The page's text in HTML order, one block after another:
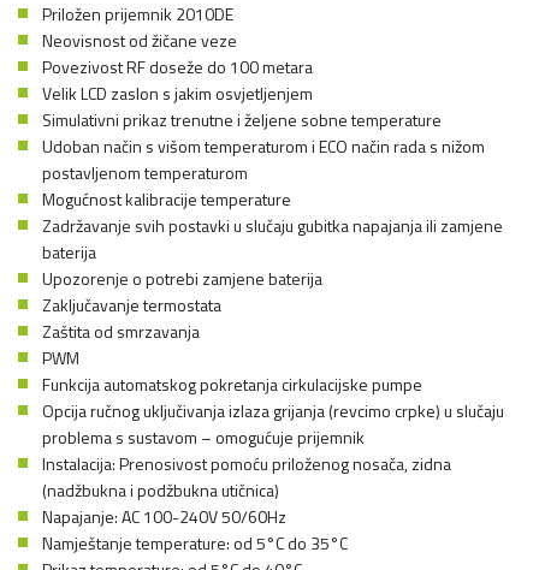
Priložen prijemnik 2010DE
Neovisnost od žičane veze
Povezivost RF doseže do 100 metara
Velik LCD zaslon s jakim osvjetljenjem
Simulativni prikaz trenutne i željene sobne temperature
Udoban način s višom temperaturom i ECO način rada s nižom
postavljenom temperaturom
Mogućnost kalibracije temperature
Zadržavanje svih postavki u slučaju gubitka napajanja ili zamjene
baterija
Upozorenje o potrebi zamjene baterija
Zaključavanje termostata
Zaštita od smrzavanja
PWM
Funkcija automatskog pokretanja cirkulacijske pumpe
Opcija ručnog uključivanja izlaza grijanja (revcimo crpke) u slučaju
problema s sustavom – omogućuje prijemnik
Instalacija: Prenosivost pomoću priloženog nosača, zidna
(nadžbukna i podžbukna utičnica)
Napajanje: AC 100-240V 50/60Hz
Namještanje temperature: od 5°C do 35°C